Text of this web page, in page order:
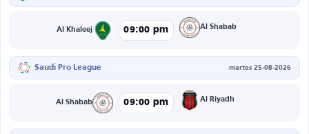
Al Khaleej 09:00 pm Al Shabab
Saudi Pro League martes 25-08-2026
Al Shabab 09:00 pm Al Riyadh